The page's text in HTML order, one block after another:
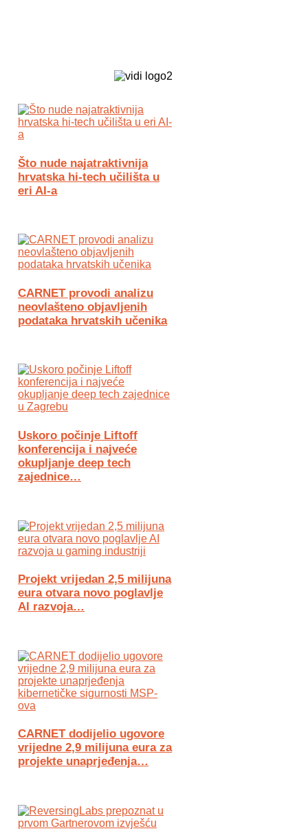
Što nude najatraktivnija
hrvatska hi-tech učilišta u
eri AI-a
CARNET provodi analizu
neovlašteno objavljenih
podataka hrvatskih učenika
Uskoro počinje Liftoff
konferencija i najveće
okupljanje deep tech
zajednice…
Projekt vrijedan 2,5 milijuna
eura otvara novo poglavlje
AI razvoja…
CARNET dodijelio ugovore
vrijedne 2,9 milijuna eura za
projekte unaprjeđenja…